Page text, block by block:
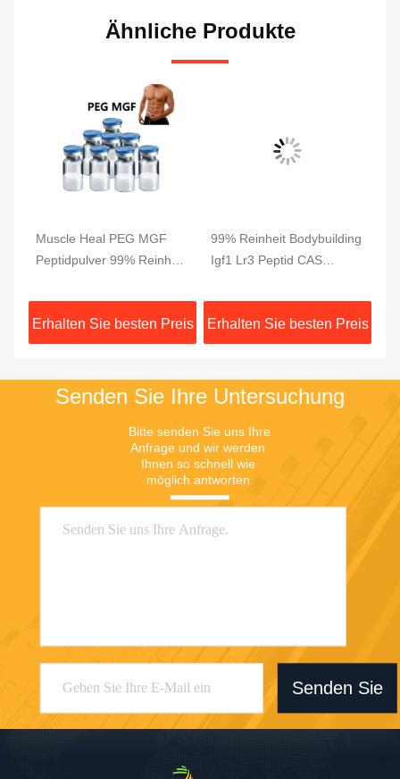
Ähnliche Produkte
Muscle Heal PEG MGF
Peptidpulver 99% Reinheit
Erhalten Sie besten Preis
99% Reinheit Bodybuilding
Igf1 Lr3 Peptid CAS
Erhalten Sie besten Preis
Senden Sie Ihre Untersuchung
Bitte senden Sie uns Ihre
Anfrage und wir werden
Ihnen so schnell wie
möglich antworten.
Senden Sie